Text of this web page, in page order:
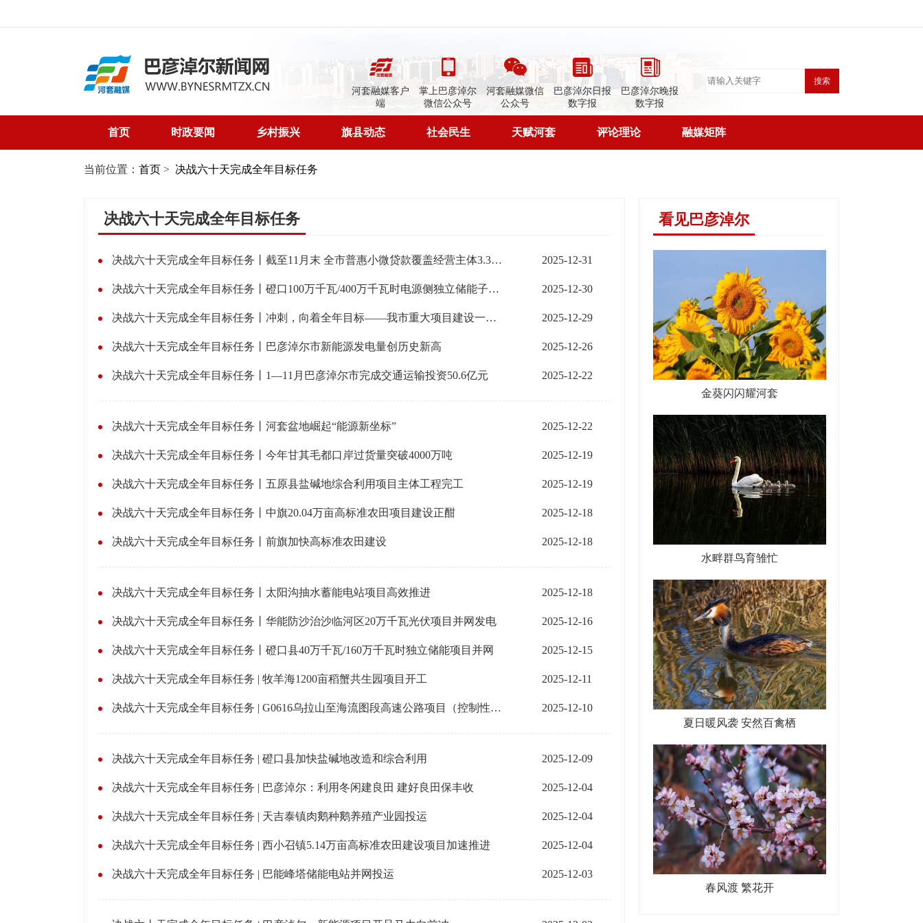
河套融媒客户
端
掌上巴彦淖尔
微信公众号
河套融媒微信
公众号
巴彦淖尔日报
数字报
巴彦淖尔晚报
数字报
搜索
首页 时政要闻 乡村振兴 旗县动态 社会民生 天赋河套 评论理论 融媒矩阵
当前位置： 首页 > 决战六十天完成全年目标任务
决战六十天完成全年目标任务
决战六十天完成全年目标任务丨截至11月末 全市普惠小微贷款覆盖经营主体3.31万户 2025-12-31
决战六十天完成全年目标任务丨磴口100万千瓦/400万千瓦时电源侧独立储能子项目1投入运行 2025-12-30
决战六十天完成全年目标任务丨冲刺，向着全年目标——我市重大项目建设一线见闻 2025-12-29
决战六十天完成全年目标任务丨巴彦淖尔市新能源发电量创历史新高 2025-12-26
决战六十天完成全年目标任务丨1—11月巴彦淖尔市完成交通运输投资50.6亿元 2025-12-22
决战六十天完成全年目标任务丨河套盆地崛起“能源新坐标” 2025-12-22
决战六十天完成全年目标任务丨今年甘其毛都口岸过货量突破4000万吨 2025-12-19
决战六十天完成全年目标任务丨五原县盐碱地综合利用项目主体工程完工 2025-12-19
决战六十天完成全年目标任务丨中旗20.04万亩高标准农田项目建设正酣 2025-12-18
决战六十天完成全年目标任务丨前旗加快高标准农田建设 2025-12-18
决战六十天完成全年目标任务丨太阳沟抽水蓄能电站项目高效推进 2025-12-18
决战六十天完成全年目标任务丨华能防沙治沙临河区20万千瓦光伏项目并网发电 2025-12-16
决战六十天完成全年目标任务丨磴口县40万千瓦/160万千瓦时独立储能项目并网 2025-12-15
决战六十天完成全年目标任务 | 牧羊海1200亩稻蟹共生园项目开工 2025-12-11
决战六十天完成全年目标任务 | G0616乌拉山至海流图段高速公路项目（控制性工程）开工 2025-12-10
决战六十天完成全年目标任务 | 磴口县加快盐碱地改造和综合利用 2025-12-09
决战六十天完成全年目标任务 | 巴彦淖尔：利用冬闲建良田 建好良田保丰收 2025-12-04
决战六十天完成全年目标任务 | 天吉泰镇肉鹅种鹅养殖产业园投运 2025-12-04
决战六十天完成全年目标任务 | 西小召镇5.14万亩高标准农田建设项目加速推进 2025-12-04
决战六十天完成全年目标任务 | 巴能峰塔储能电站并网投运 2025-12-03
看见巴彦淖尔
金葵闪闪耀河套
水畔群鸟育雏忙
夏日暖风袭 安然百禽栖
春风渡 繁花开